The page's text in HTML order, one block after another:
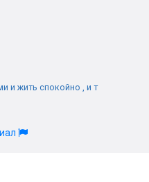
и жить спокойно , и т